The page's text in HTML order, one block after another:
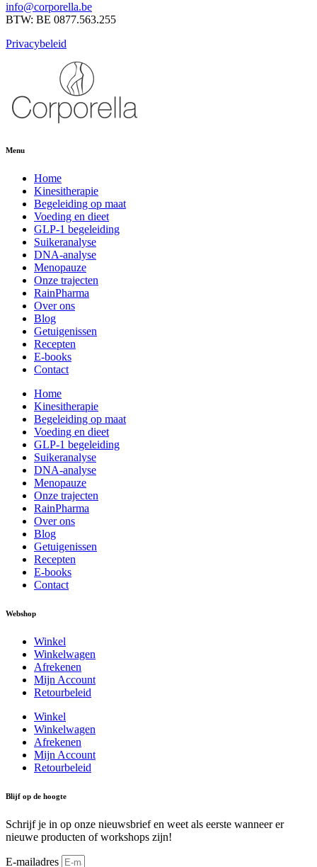
info@corporella.be
BTW: BE 0877.563.255
Privacybeleid
Menu
Home
Kinesitherapie
Begeleiding op maat
Voeding en dieet
GLP-1 begeleiding
Suikeranalyse
DNA-analyse
Menopauze
Onze trajecten
RainPharma
Over ons
Blog
Getuigenissen
Recepten
E-books
Contact
Home
Kinesitherapie
Begeleiding op maat
Voeding en dieet
GLP-1 begeleiding
Suikeranalyse
DNA-analyse
Menopauze
Onze trajecten
RainPharma
Over ons
Blog
Getuigenissen
Recepten
E-books
Contact
Webshop
Winkel
Winkelwagen
Afrekenen
Mijn Account
Retourbeleid
Winkel
Winkelwagen
Afrekenen
Mijn Account
Retourbeleid
Blijf op de hoogte
Schrijf je in op onze nieuwsbrief en weet als eerste wanneer er
nieuwe producten of workshops zijn!
E-mailadres